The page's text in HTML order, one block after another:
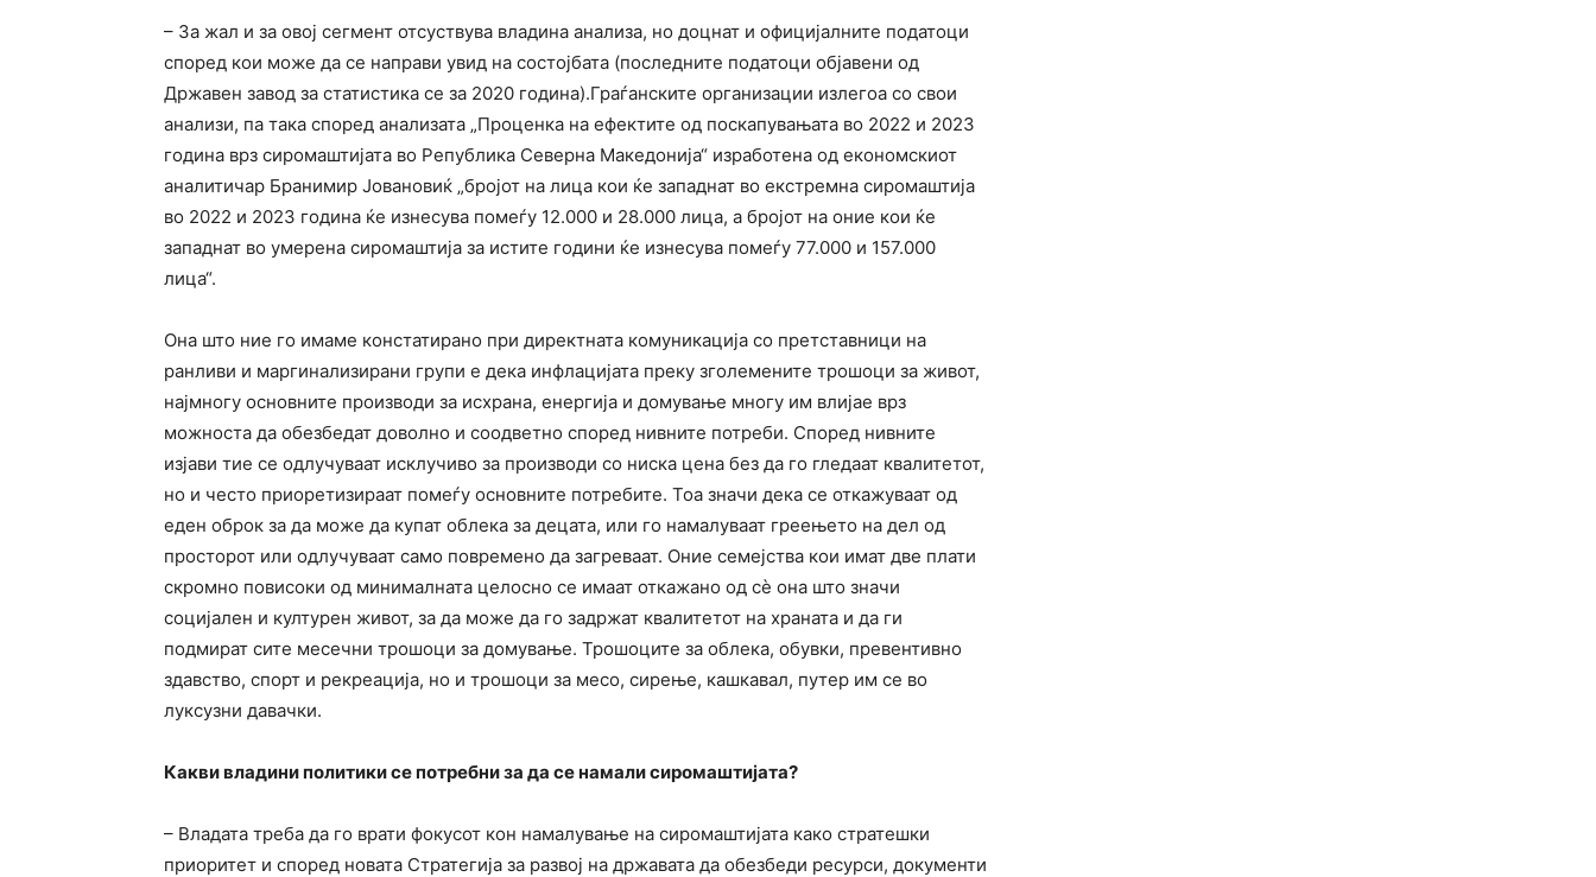
– За жал и за овој сегмент отсуствува владина анализа, но доцнат и официјалните податоци
според кои може да се направи увид на состојбата (последните податоци објавени од
Државен завод за статистика се за 2020 година).Граѓанските организации излегоа со свои
анализи, па така според анализата „Проценка на ефектите од поскапувањата во 2022 и 2023
година врз сиромаштијата во Република Северна Македонија“ изработена од економскиот
аналитичар Бранимир Јовановиќ „бројот на лица кои ќе западнат во екстремна сиромаштија
во 2022 и 2023 година ќе изнесува помеѓу 12.000 и 28.000 лица, а бројот на оние кои ќе
западнат во умерена сиромаштија за истите години ќе изнесува помеѓу 77.000 и 157.000
лица“.
Она што ние го имаме констатирано при директната комуникација со претставници на
ранливи и маргинализирани групи е дека инфлацијата преку зголемените трошоци за живот,
најмногу основните производи за исхрана, енергија и домување многу им влијае врз
можноста да обезбедат доволно и соодветно според нивните потреби. Според нивните
изјави тие се одлучуваат исклучиво за производи со ниска цена без да го гледаат квалитетот,
но и често приоретизираат помеѓу основните потребите. Тоа значи дека се откажуваат од
еден оброк за да може да купат облека за децата, или го намалуваат греењето на дел од
просторот или одлучуваат само повремено да загреваат. Оние семејства кои имат две плати
скромно повисоки од минималната целосно се имаат откажано од сѐ она што значи
социјален и културен живот, за да може да го задржат квалитетот на храната и да ги
подмират сите месечни трошоци за домување. Трошоците за облека, обувки, превентивно
здавство, спорт и рекреација, но и трошоци за месо, сирење, кашкавал, путер им се во
луксузни давачки.
Какви владини политики се потребни за да се намали сиромаштијата?
– Владата треба да го врати фокусот кон намалување на сиромаштијата како стратешки
приоритет и според новата Стратегија за развој на државата да обезбеди ресурси, документи